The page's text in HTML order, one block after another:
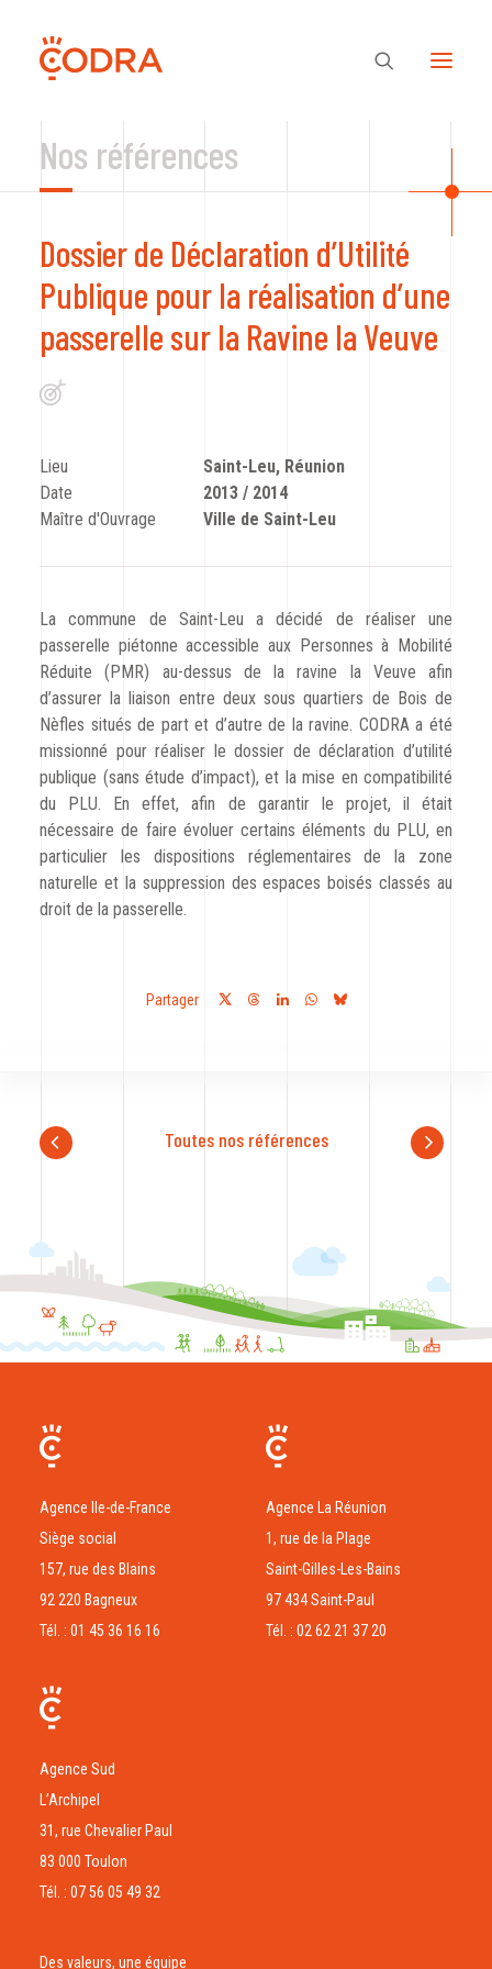
Des valeurs, une équipe
Nos savoir-faire
Notre regard
CODRA recrute
Contact
Nos références
Dossier de Déclaration d’Utilité
Publique pour la réalisation d’une
passerelle sur la Ravine la Veuve
Lieu
Saint-Leu, Réunion
Date
2013 / 2014
Maître d'Ouvrage
Ville de Saint-Leu
La commune de Saint-Leu a décidé de réaliser une
passerelle piétonne accessible aux Personnes à Mobilité
Réduite (PMR) au-dessus de la ravine la Veuve afin
d’assurer la liaison entre deux sous quartiers de Bois de
Nèfles situés de part et d’autre de la ravine. CODRA a été
missionné pour réaliser le dossier de déclaration d’utilité
publique (sans étude d’impact), et la mise en compatibilité
du PLU. En effet, afin de garantir le projet, il était
nécessaire de faire évoluer certains éléments du PLU, en
particulier les dispositions réglementaires de la zone
naturelle et la suppression des espaces boisés classés au
droit de la passerelle.
Partager
Toutes nos références
Agence Ile-de-France
Siège social
157, rue des Blains
92 220 Bagneux
Tél. : 01 45 36 16 16
Agence La Réunion
1, rue de la Plage
Saint-Gilles-Les-Bains
97 434 Saint-Paul
Tél. : 02 62 21 37 20
Agence Sud
L’Archipel
31, rue Chevalier Paul
83 000 Toulon
Tél. : 07 56 05 49 32
Des valeurs, une équipe